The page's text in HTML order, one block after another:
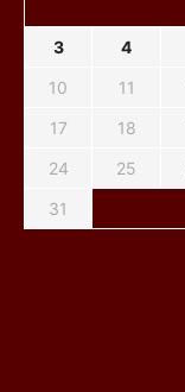
3
4
10
11
17
18
24
25
31